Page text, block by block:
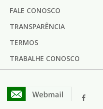
FALE CONOSCO
TRANSPARÊNCIA
TERMOS
TRABALHE CONOSCO